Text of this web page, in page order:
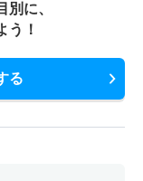
に、
う！
る